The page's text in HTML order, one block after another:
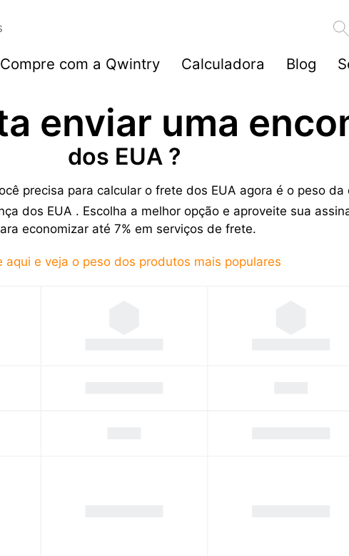
Compre com a Qwintry Calculadora Blog
enviar uma
dos EUA ?
precisa para calcular o frete dos EUA agora é o peso
dos EUA . Escolha a melhor opção e aproveite sua
economizar até 7% em serviços de frete.
aqui e veja o peso dos produtos mais populares